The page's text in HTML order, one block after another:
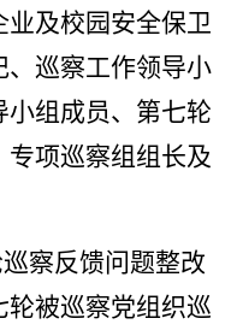
及校园安全保卫
、巡察工作领导小
组成员、第七轮
项巡察组组长及
察反馈问题整改
被巡察党组织巡